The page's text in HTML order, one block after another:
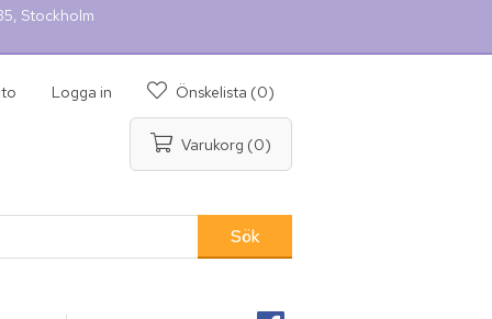
Stockholm
Logga in Önskelista (0)
Varukorg (0)